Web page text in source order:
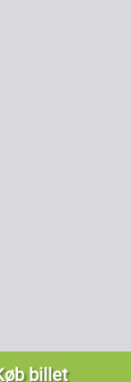
billet